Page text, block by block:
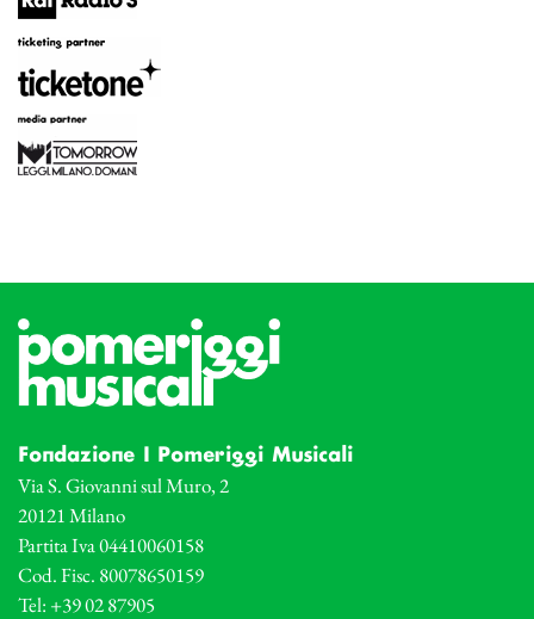
Fondazione I Pomeriggi Musicali
Via S. Giovanni sul Muro, 2
20121 Milano
Partita Iva 04410060158
Cod. Fisc. 80078650159
Tel: +39 02 87905